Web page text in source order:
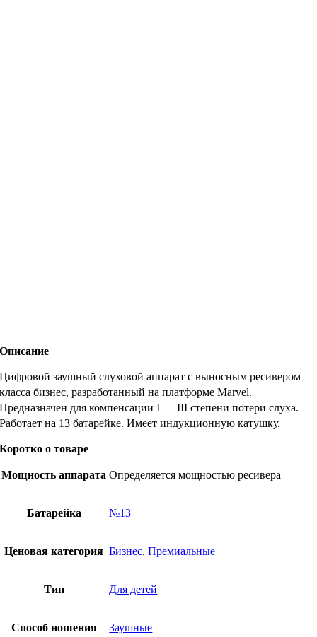
Описание
Цифровой заушный слуховой аппарат с выносным ресивером
класса бизнес, разработанный на платформе Marvel.
Предназначен для компенсации I — III степени потери слуха.
Работает на 13 батарейке. Имеет индукционную катушку.
Коротко о товаре
Мощность аппарата Определяется мощностью ресивера
Батарейка №13
Ценовая категория Бизнес,Премиальные
Тип Для детей
Способ ношения Заушные